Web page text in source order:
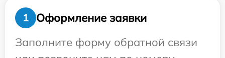
1
Оформление заявки
Заполните форму обратной связи